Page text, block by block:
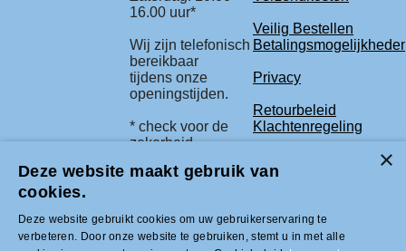
16.00 uur*
Veilig Bestellen
Wij zijn telefonisch
bereikbaar
tijdens onze
openingstijden.
Privacy
Retourbeleid
* check voor de
zekerheid
Klachtenregeling
agenda.
Tel +31 (0)33-2996333 |
info@modelbouwled.nl | BTW nummer
Deze website maakt gebruik van
cookies.
Deze website gebruikt cookies om uw gebruikerservaring te
verbeteren. Door onze website te gebruiken, stemt u in met alle